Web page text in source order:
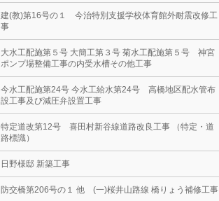
建(教)第16号の１ 今治特別支援学校体育館外耐震改修工
事
大水工配施第５号 大簡工第３号 菊水工配施第５号 神宮
ポンプ場整備工事の内受水槽その他工事
今水工配施第24号 今水工給水第24号 高橋地区配水管布
設工事及び減圧弁設置工事
特定道改第12号 喜田村新谷線道路改良工事 （特定・道
路標識）
日野様邸 新築工事
防交橋第206号の１ 他 (一)桜井山路線 橋りょう補修工事